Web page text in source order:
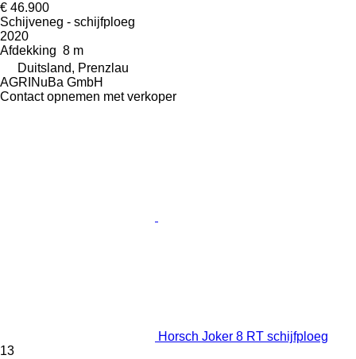
€ 46.900
Schijveneg - schijfploeg
2020
Afdekking 8 m
Duitsland, Prenzlau
AGRINuBa GmbH
Contact opnemen met verkoper
Horsch Joker 8 RT schijfploeg
13